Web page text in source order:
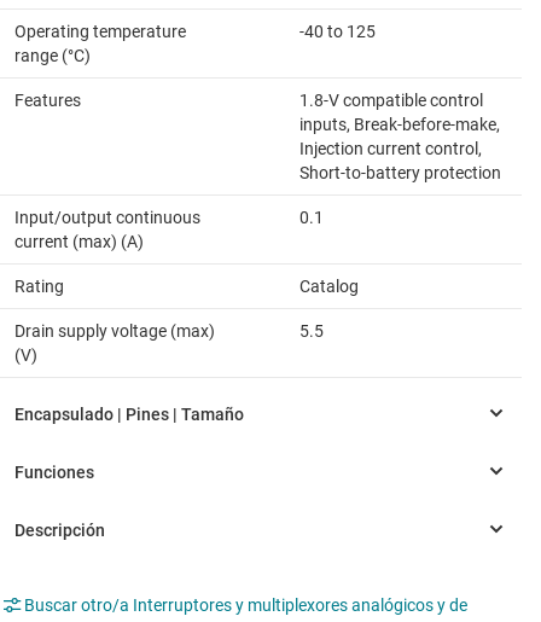
Operating temperature
range (°C)
-40 to 125
Features
1.8-V compatible control
inputs, Break-before-make,
Injection current control,
Short-to-battery protection
Input/output continuous
current (max) (A)
0.1
Rating Catalog
Drain supply voltage (max)
(V)
5.5
Buscar otro/a Interruptores y multiplexores analógicos y de